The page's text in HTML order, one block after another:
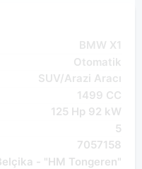
BMW X1
Otomatik
SUV/Arazi Aracı
1499 CC
125 Hp 92 kW
5
7057158
- "HM Tongeren"